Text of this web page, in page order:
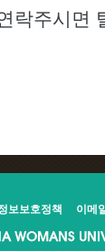
락주시면
보보호정책 이메